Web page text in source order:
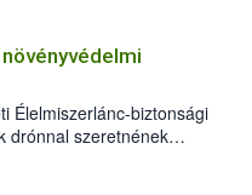
terményeken is jelen kell
szermaradékot.
kimutathatóak,
vannak jelen, így nem
egészségére nézve.
Élelmiszerlánc-biztonsági
drónnal szeretnének
tevékenységet
részletesen